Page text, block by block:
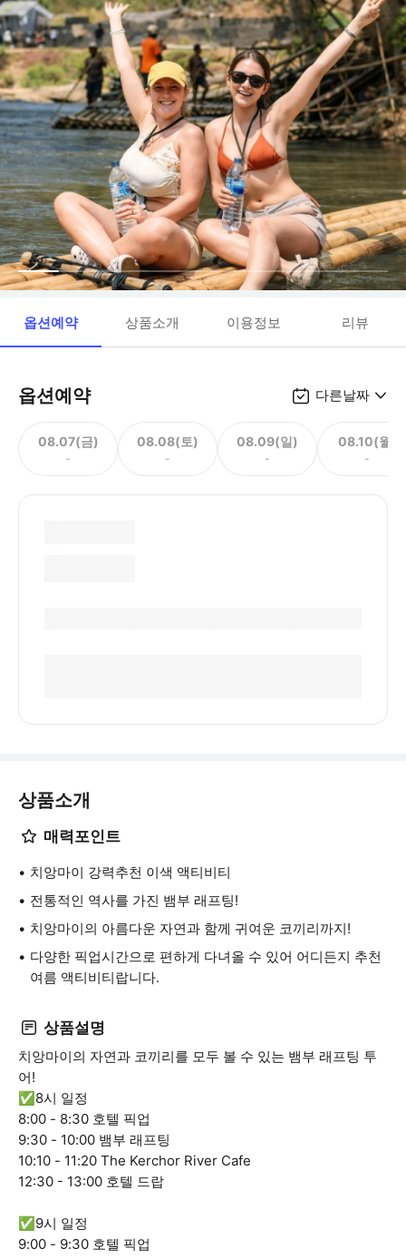
옵션예약 상품소개 이용정보 리뷰
옵션예약 다른날짜
08.07(금)
-
08.08(토)
-
08.09(일)
-
08.10(월)
-
상품소개
매력포인트
치앙마이 강력추천 이색 액티비티
전통적인 역사를 가진 뱀부 래프팅!
치앙마이의 아름다운 자연과 함께 귀여운 코끼리까지!
다양한 픽업시간으로 편하게 다녀올 수 있어 어디든지 추천
여름 액티비티랍니다.
상품설명
치앙마이의 자연과 코끼리를 모두 볼 수 있는 뱀부 래프팅 투
어!
✅8시 일정
8:00 - 8:30 호텔 픽업
9:30 - 10:00 뱀부 래프팅
10:10 - 11:20 The Kerchor River Cafe
12:30 - 13:00 호텔 드랍
✅9시 일정
9:00 - 9:30 호텔 픽업